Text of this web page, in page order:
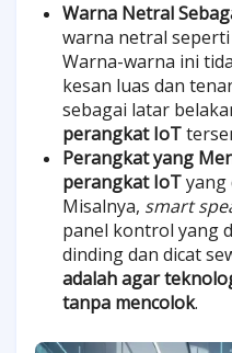
Warna Netral
warna netral
Warna-warna ini
kesan luas dan
sebagai latar
perangkat IoT
Perangkat yang
perangkat IoTyang
Misalnya, smart
panel kontrol yang
dinding dan dicat
adalah agar
tanpa mencolok.